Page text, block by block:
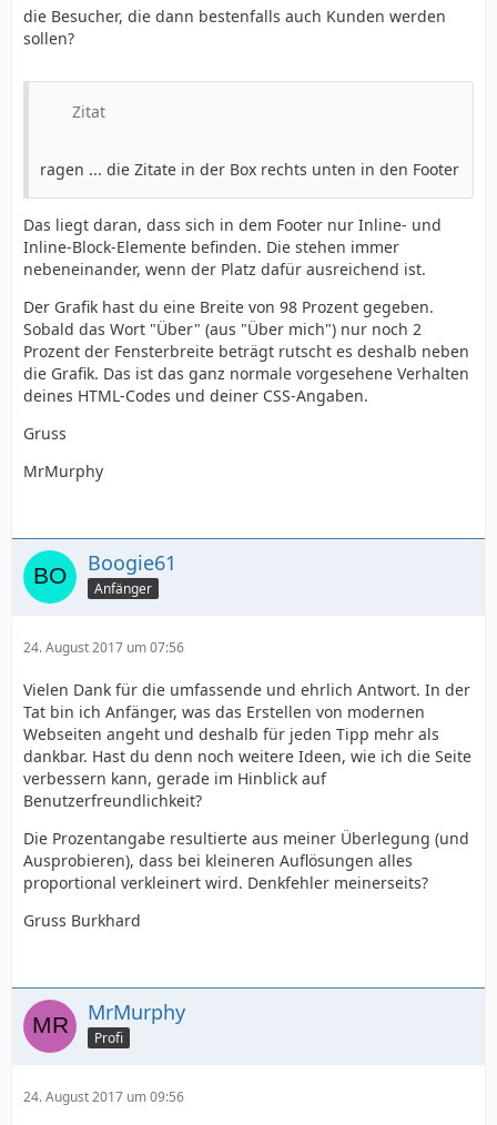
die Besucher, die dann bestenfalls auch Kunden werden
sollen?
Zitat
ragen ... die Zitate in der Box rechts unten in den Footer
Das liegt daran, dass sich in dem Footer nur Inline- und
Inline-Block-Elemente befinden. Die stehen immer
nebeneinander, wenn der Platz dafür ausreichend ist.
Der Grafik hast du eine Breite von 98 Prozent gegeben.
Sobald das Wort "Über" (aus "Über mich") nur noch 2
Prozent der Fensterbreite beträgt rutscht es deshalb neben
die Grafik. Das ist das ganz normale vorgesehene Verhalten
deines HTML-Codes und deiner CSS-Angaben.
Gruss
MrMurphy
Boogie61
Anfänger
24. August 2017 um 07:56
Vielen Dank für die umfassende und ehrlich Antwort. In der
Tat bin ich Anfänger, was das Erstellen von modernen
Webseiten angeht und deshalb für jeden Tipp mehr als
dankbar. Hast du denn noch weitere Ideen, wie ich die Seite
verbessern kann, gerade im Hinblick auf
Benutzerfreundlichkeit?
Die Prozentangabe resultierte aus meiner Überlegung (und
Ausprobieren), dass bei kleineren Auflösungen alles
proportional verkleinert wird. Denkfehler meinerseits?
Gruss Burkhard
MrMurphy
Profi
24. August 2017 um 09:56